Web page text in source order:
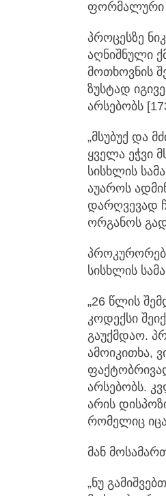
ფორმალური
პროცესზე
აღნიშნული
მოთხოვნის
ზუსტად
არსებობს
„მსუბუქ და
ყველა ეჭვი
სისხლის
აუაროს
დარღვევად
ორგანოს
სისხლის
„26 წლის
კოდექსი
გაუქმდაო.
ამოიკითხა,
არსებობს.
არის
რომელიც
მან
„ნუ